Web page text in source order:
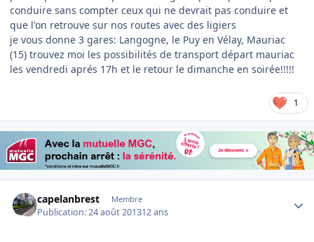
conduire sans compter ceux qui ne devrait pas conduire et
que l'on retrouve sur nos routes avec des ligiers
je vous donne 3 gares: Langogne, le Puy en Vélay, Mauriac
(15) trouvez moi les possibilités de transport départ mauriac
les vendredi aprés 17h et le retour le dimanche en soirée!!!!!
1
capelanbrest Membre
Publication:24 août 201312 ans